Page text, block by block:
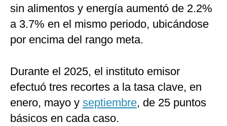
sin alimentos y energía aumentó de 2.2%
a 3.7% en el mismo periodo, ubicándose
por encima del rango meta.
Durante el 2025, el instituto emisor
efectuó tres recortes a la tasa clave, en
enero, mayo y septiembre, de 25 puntos
básicos en cada caso.